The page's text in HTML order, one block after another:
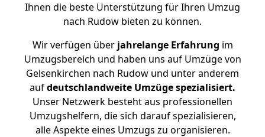
Ihnen die beste Unterstützung für Ihren Umzug
nach Rudow bieten zu können.
Wir verfügen überjahrelange Erfahrung im
Umzugsbereich und haben uns auf Umzüge von
Gelsenkirchen nach Rudow und unter anderem
aufdeutschlandweite Umzüge spezialisiert.
Unser Netzwerk besteht aus professionellen
Umzugshelfern, die sich darauf spezialisieren,
alle Aspekte eines Umzugs zu organisieren.